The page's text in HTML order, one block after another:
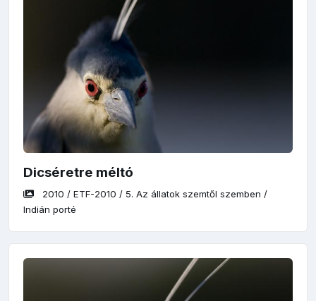
Dicséretre méltó
2010 / ETF-2010 / 5. Az állatok szemtől szemben /
Indián porté